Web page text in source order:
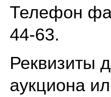
Телефон
44-63.
Реквизиты
аукциона